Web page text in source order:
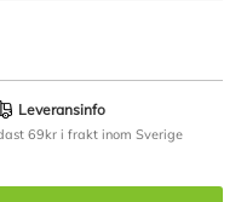
Leveransinfo
69kr i frakt inom Sverige